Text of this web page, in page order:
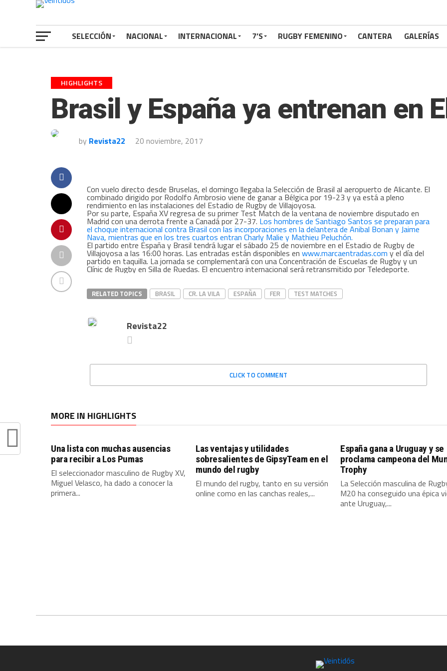
SELECCIÓN NACIONAL INTERNACIONAL 7’S RUGBY FEMENINO CANTERA GALERÍAS
HIGHLIGHTS
Brasil y España ya entrenan en
by Revista22 20 noviembre, 2017
Con vuelo directo desde Bruselas, el domingo llegaba la Selección de Brasil al aeropuerto de Alicante. El
combinado dirigido por Rodolfo Ambrosio viene de ganar a Bélgica por 19-23 y ya está a pleno
rendimiento en las instalaciones del Estadio de Rugby de Villajoyosa.
Por su parte, España XV regresa de su primer Test Match de la ventana de noviembre disputado en
Madrid con una derrota frente a Canadá por 27-37. Los hombres de Santiago Santos se preparan para
el choque internacional contra Brasil con las incorporaciones en la delantera de Anibal Bonan y Jaime
Nava, mientras que en los tres cuartos entran Charly Malie y Mathieu Peluchón.
El partido entre España y Brasil tendrá lugar el sábado 25 de noviembre en el Estadio de Rugby de
Villajoyosa a las 16:00 horas. Las entradas están disponibles en www.marcaentradas.com y el día del
partido en taquilla. La jornada se complementará con una Concentración de Escuelas de Rugby y un
Clínic de Rugby en Silla de Ruedas. El encuentro internacional será retransmitido por Teledeporte.
RELATED TOPICS BRASIL CR. LA VILA ESPAÑA FER TEST MATCHES
Revista22
CLICK TO COMMENT
MORE IN HIGHLIGHTS
Una lista con muchas ausencias
para recibir a Los Pumas
El seleccionador masculino de Rugby XV,
Miguel Velasco, ha dado a conocer la
primera...
Las ventajas y utilidades
sobresalientes de GipsyTeam en el
mundo del rugby
El mundo del rugby, tanto en su versión
online como en las canchas reales,...
España gana a Uruguay y se
proclama campeona del
Trophy
La Selección masculina de
M20 ha conseguido una épica
ante Uruguay,...